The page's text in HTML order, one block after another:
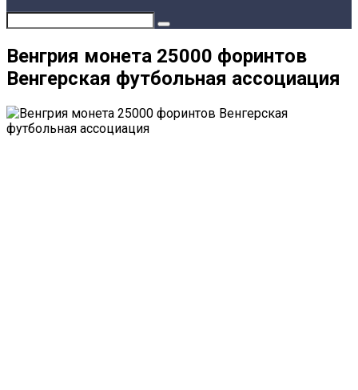
Венгрия монета 25000 форинтов
Венгерская футбольная ассоциация